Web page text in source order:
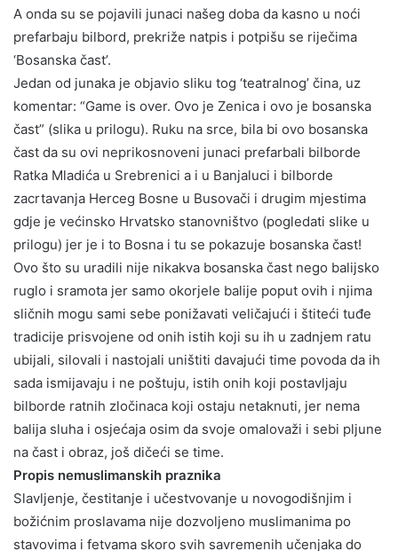
A onda su se pojavili junaci našeg doba da kasno u noći
prefarbaju bilbord, prekriže natpis i potpišu se riječima
‘Bosanska čast’.
Jedan od junaka je objavio sliku tog ‘teatralnog’ čina, uz
komentar: “Game is over. Ovo je Zenica i ovo je bosanska
čast” (slika u prilogu). Ruku na srce, bila bi ovo bosanska
čast da su ovi neprikosnoveni junaci prefarbali bilborde
Ratka Mladića u Srebrenici a i u Banjaluci i bilborde
zacrtavanja Herceg Bosne u Busovači i drugim mjestima
gdje je većinsko Hrvatsko stanovništvo (pogledati slike u
prilogu) jer je i to Bosna i tu se pokazuje bosanska čast!
Ovo što su uradili nije nikakva bosanska čast nego balijsko
ruglo i sramota jer samo okorjele balije poput ovih i njima
sličnih mogu sami sebe ponižavati veličajući i štiteći tuđe
tradicije prisvojene od onih istih koji su ih u zadnjem ratu
ubijali, silovali i nastojali uništiti davajući time povoda da ih
sada ismijavaju i ne poštuju, istih onih koji postavljaju
bilborde ratnih zločinaca koji ostaju netaknuti, jer nema
balija sluha i osjećaja osim da svoje omalovaži i sebi pljune
na čast i obraz, još dičeći se time.
Propis nemuslimanskih praznika
Slavljenje, čestitanje i učestvovanje u novogodišnjim i
božićnim proslavama nije dozvoljeno muslimanima po
stavovima i fetvama skoro svih savremenih učenjaka do